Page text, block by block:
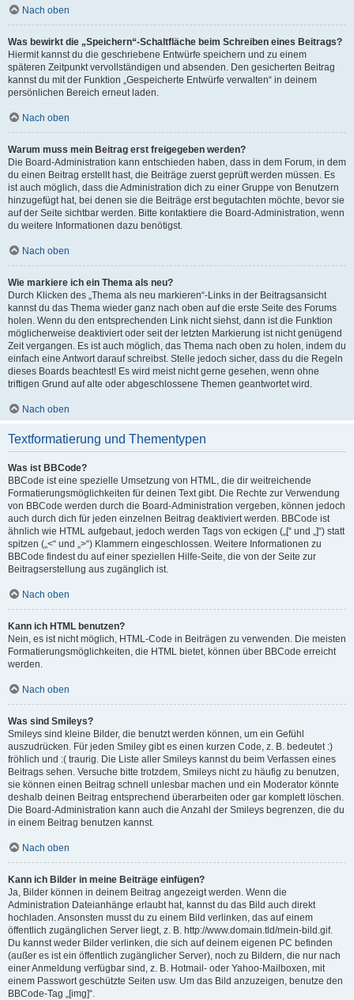
Nach oben
Was bewirkt die „Speichern“-Schaltfläche beim Schreiben eines Beitrags?
Hiermit kannst du die geschriebene Entwürfe speichern und zu einem
späteren Zeitpunkt vervollständigen und absenden. Den gesicherten Beitrag
kannst du mit der Funktion „Gespeicherte Entwürfe verwalten“ in deinem
persönlichen Bereich erneut laden.
Nach oben
Warum muss mein Beitrag erst freigegeben werden?
Die Board-Administration kann entschieden haben, dass in dem Forum, in dem
du einen Beitrag erstellt hast, die Beiträge zuerst geprüft werden müssen. Es
ist auch möglich, dass die Administration dich zu einer Gruppe von Benutzern
hinzugefügt hat, bei denen sie die Beiträge erst begutachten möchte, bevor sie
auf der Seite sichtbar werden. Bitte kontaktiere die Board-Administration, wenn
du weitere Informationen dazu benötigst.
Nach oben
Wie markiere ich ein Thema als neu?
Durch Klicken des „Thema als neu markieren“-Links in der Beitragsansicht
kannst du das Thema wieder ganz nach oben auf die erste Seite des Forums
holen. Wenn du den entsprechenden Link nicht siehst, dann ist die Funktion
möglicherweise deaktiviert oder seit der letzten Markierung ist nicht genügend
Zeit vergangen. Es ist auch möglich, das Thema nach oben zu holen, indem du
einfach eine Antwort darauf schreibst. Stelle jedoch sicher, dass du die Regeln
dieses Boards beachtest! Es wird meist nicht gerne gesehen, wenn ohne
triftigen Grund auf alte oder abgeschlossene Themen geantwortet wird.
Nach oben
Textformatierung und Thementypen
Was ist BBCode?
BBCode ist eine spezielle Umsetzung von HTML, die dir weitreichende
Formatierungsmöglichkeiten für deinen Text gibt. Die Rechte zur Verwendung
von BBCode werden durch die Board-Administration vergeben, können jedoch
auch durch dich für jeden einzelnen Beitrag deaktiviert werden. BBCode ist
ähnlich wie HTML aufgebaut, jedoch werden Tags von eckigen („[“ und „]“) statt
spitzen („<“ und „>“) Klammern eingeschlossen. Weitere Informationen zu
BBCode findest du auf einer speziellen Hilfe-Seite, die von der Seite zur
Beitragserstellung aus zugänglich ist.
Nach oben
Kann ich HTML benutzen?
Nein, es ist nicht möglich, HTML-Code in Beiträgen zu verwenden. Die meisten
Formatierungsmöglichkeiten, die HTML bietet, können über BBCode erreicht
werden.
Nach oben
Was sind Smileys?
Smileys sind kleine Bilder, die benutzt werden können, um ein Gefühl
auszudrücken. Für jeden Smiley gibt es einen kurzen Code, z. B. bedeutet :)
fröhlich und :( traurig. Die Liste aller Smileys kannst du beim Verfassen eines
Beitrags sehen. Versuche bitte trotzdem, Smileys nicht zu häufig zu benutzen,
sie können einen Beitrag schnell unlesbar machen und ein Moderator könnte
deshalb deinen Beitrag entsprechend überarbeiten oder gar komplett löschen.
Die Board-Administration kann auch die Anzahl der Smileys begrenzen, die du
in einem Beitrag benutzen kannst.
Nach oben
Kann ich Bilder in meine Beiträge einfügen?
Ja, Bilder können in deinem Beitrag angezeigt werden. Wenn die
Administration Dateianhänge erlaubt hat, kannst du das Bild auch direkt
hochladen. Ansonsten musst du zu einem Bild verlinken, das auf einem
öffentlich zugänglichen Server liegt, z. B. http://www.domain.tld/mein-bild.gif.
Du kannst weder Bilder verlinken, die sich auf deinem eigenen PC befinden
(außer es ist ein öffentlich zugänglicher Server), noch zu Bildern, die nur nach
einer Anmeldung verfügbar sind, z. B. Hotmail- oder Yahoo-Mailboxen, mit
einem Passwort geschützte Seiten usw. Um das Bild anzuzeigen, benutze den
BBCode-Tag „[img]“.